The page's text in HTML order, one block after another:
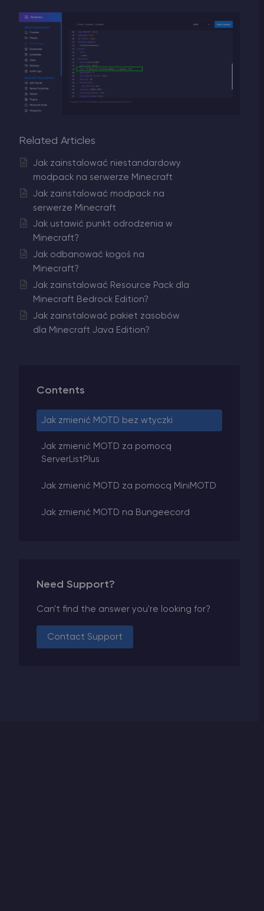
Related Articles
Jak zainstalować niestandardowy
modpack na serwerze Minecraft
Jak zainstalować modpack na
serwerze Minecraft
Jak ustawić punkt odrodzenia w
Minecraft?
Jak odbanować kogoś na
Minecraft?
Jak zainstalować Resource Pack dla
Minecraft Bedrock Edition?
Jak zainstalować pakiet zasobów
dla Minecraft Java Edition?
Contents
Jak zmienić MOTD bez wtyczki
Jak zmienić MOTD za pomocą
ServerListPlus
Jak zmienić MOTD za pomocą MiniMOTD
Jak zmienić MOTD na Bungeecord
Need Support?
Can't find the answer you're looking for?
Contact Support